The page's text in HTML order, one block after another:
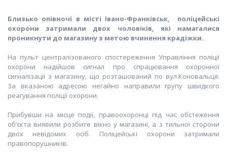
Близько опівночі в місті Івано-Франківськ,
поліцейські
охорони затримали двох чоловіків, які намагалися
проникнути до магазину з метою вчинення крадіжки.
На пульт централізованого спостереження Управління поліції
охорони надійшов сигнал про спрацювання охоронної
сигналізації з магазину, що розташований по вул.Коновальця.
За вказаною адресою негайно направили групу швидкого
реагування поліції охорони.
Прибувши на місце події, правоохоронці під час обстеження
об’єкта виявили розбите вікно у магазині, а з тильної сторони
двох невідомих осіб. Поліцейські охорони затримали
правопорушників.